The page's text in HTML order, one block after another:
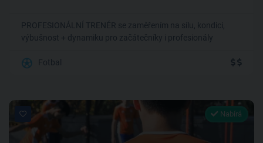
PROFESIONÁLNÍ TRENÉR se zaměřením na sílu, kondici,
výbušnost + dynamiku pro začátečníky i profesionály
Fotbal
Nabírá